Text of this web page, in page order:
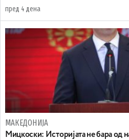
пред 4 дена
МАКЕДОНИЈА
Мицкоски: Историјата не бара од